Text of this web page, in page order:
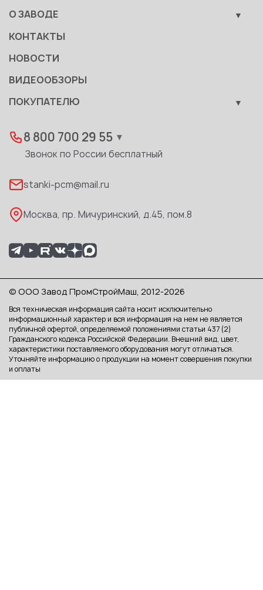
8 800 700 29 55 ▼
Звонок по России бесплатный
stanki-pcm@mail.ru
Москва, пр. Мичуринский, д.45, пом.8
О ЗАВОДЕ
Документы
Качество
Развитие
КОНТАКТЫ
НОВОСТИ
ВИДЕООБЗОРЫ
ПОКУПАТЕЛЮ
Дилеры
Доставка
Каталог PDF
© ООО Завод ПромСтройМаш, 2012-2026
Вся техническая информация сайта носит исключительно
информационный характер и вся информация на нем не является
публичной офертой, определяемой положениями статьи 437 (2)
Гражданского кодекса Российской Федерации. Внешний вид, цвет,
характеристики поставляемого оборудования могут отличаться.
Уточняйте информацию о продукции на момент совершения покупки
и оплаты